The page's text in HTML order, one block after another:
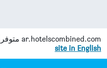
ar.hotelscombined.com متوفر
site in English